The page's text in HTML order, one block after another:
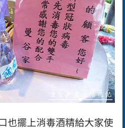
也擺上消毒酒精給大家使